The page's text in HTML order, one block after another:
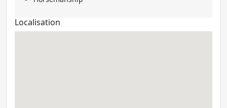
Localisation